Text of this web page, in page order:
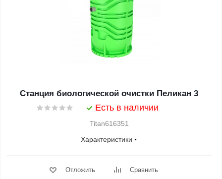
Станция биологической очистки Пеликан 3
Есть в наличии
Titan616351
Характеристики
Отложить Сравнить